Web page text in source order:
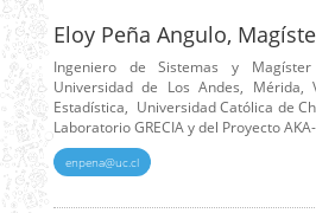
Eloy Peña Angulo,
Ingeniero de Sistemas y
Universidad de Los Andes, Mérida,
Estadística, Universidad Católica de
Laboratorio GRECIA y del Proyecto
enpena@uc.cl